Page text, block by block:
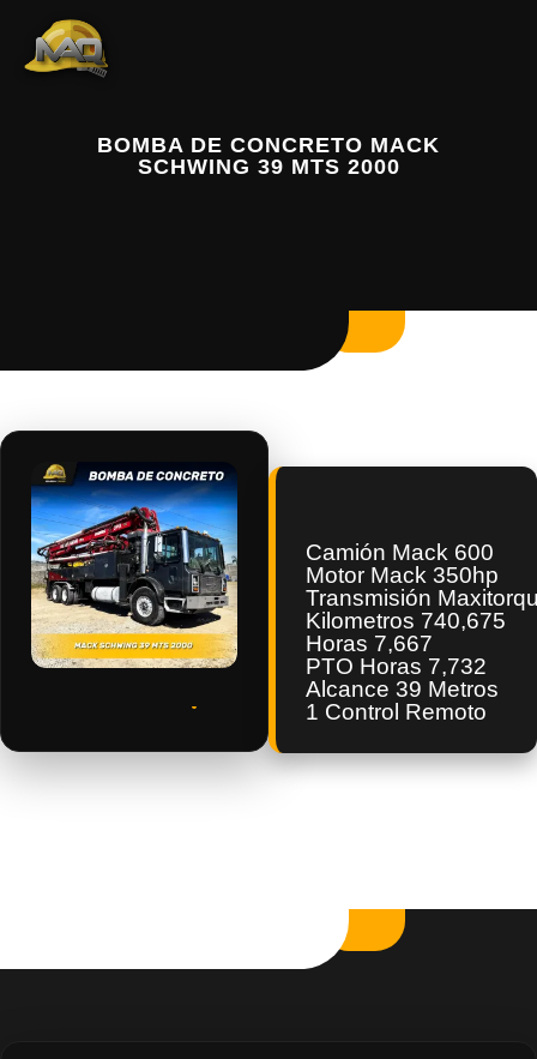
BOMBA DE CONCRETO MACK
SCHWING 39 MTS 2000
Camión Mack 600
Motor Mack 350hp
Transmisión
Kilometros 740,675
Horas 7,667
PTO Horas 7,732
Alcance 39 Metros
1 Control Remoto